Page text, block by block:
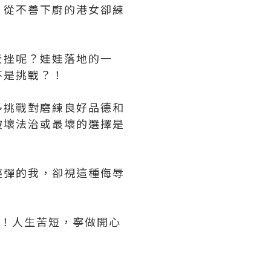
不善下廚的港女卻練
呢？娃娃落地的一
挑戰？！
戰對磨練良好品德和
法治或最壞的選擇是
的我，卻視這種侮辱
人生苦短，寧做開心